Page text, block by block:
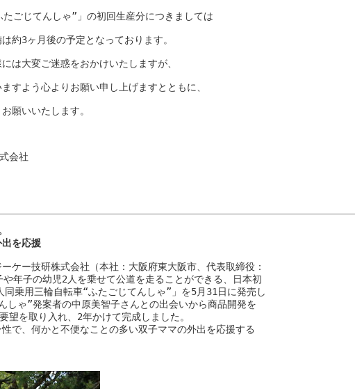
たごじてんしゃ”」の初回生産分につきましては
約3ヶ月後の予定となっております。
は大変ご迷惑をおかけいたしますが、
すよう心よりお願い申し上げますとともに、
願いいたします。
会社
を応援
ケー技研株式会社（本社：大阪府東大阪市、代表取締役：
年子の幼児2人を乗せて公道を走ることができる、日本初
同乗用三輪自転車“ふたごじてんしゃ”」を5月31日に発売し
しゃ”発案者の中原美智子さんとの出会いから商品開発を
望を取り入れ、2年かけて完成しました。
で、何かと不便なことの多い双子ママの外出を応援する